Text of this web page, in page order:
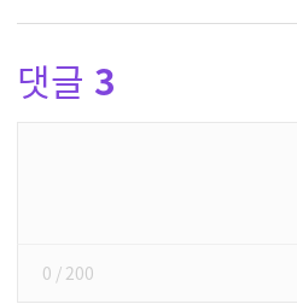
댓글 3
0 / 200